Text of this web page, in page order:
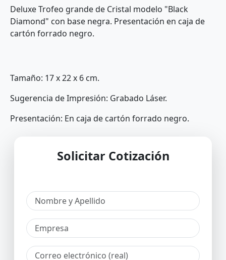
Deluxe Trofeo grande de Cristal modelo "Black
Diamond" con base negra. Presentación en caja de
cartón forrado negro.
Tamaño: 17 x 22 x 6 cm.
Sugerencia de Impresión: Grabado Láser.
Presentación: En caja de cartón forrado negro.
Solicitar Cotización